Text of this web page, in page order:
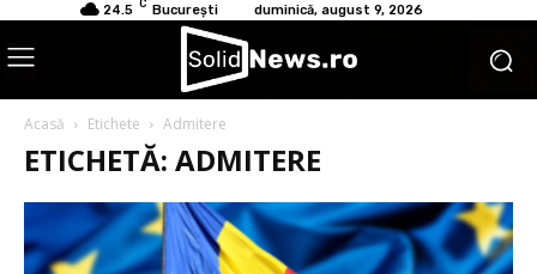
24.5 C București duminică, august 9, 2026
Acasă Etichete Admitere
ETICHETĂ: ADMITERE